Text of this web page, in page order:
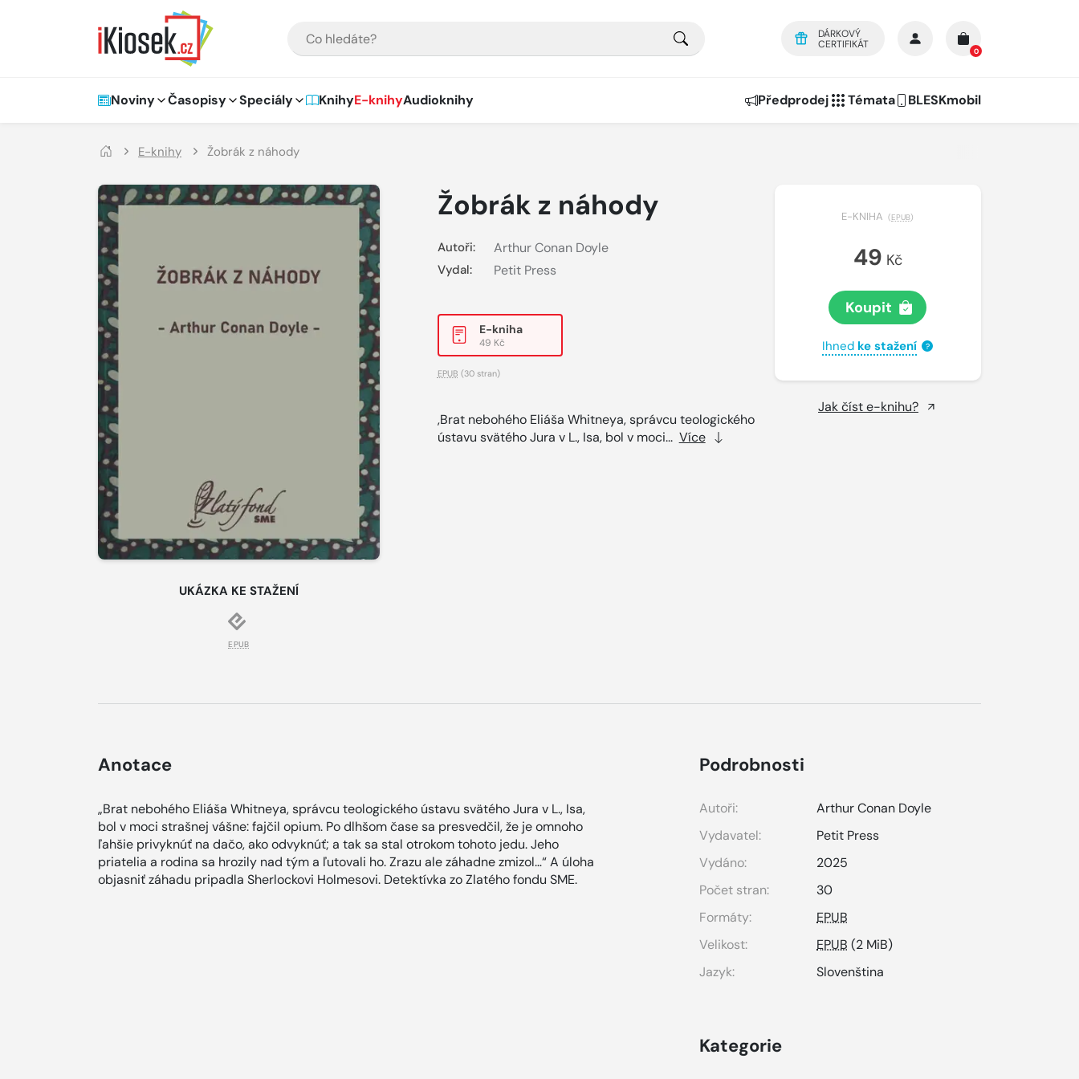
DÁRKOVÝ
CERTIFIKÁT
0
Hlavní navigace
Noviny Časopisy Speciály KnihyE-knihyAudioknihy Předprodej Témata BLESKmobil
E-knihy Žobrák z náhody
UKÁZKA KE STAŽENÍ
EPUB
Žobrák z náhody
Autoři: Arthur Conan Doyle
Vydal: Petit Press
E-kniha
49 Kč
EPUB (30 stran)
,Brat nebohého Eliáša Whitneya, správcu teologického
ústavu svätého Jura v L., Isa, bol v moci... Více
E-KNIHA (EPUB)
49 Kč
Koupit
Ihned ke stažení ?
Jak číst e-knihu?
Anotace
„Brat nebohého Eliáša Whitneya, správcu teologického ústavu svätého Jura v L., Isa,
bol v moci strašnej vášne: fajčil opium. Po dlhšom čase sa presvedčil, že je omnoho
ľahšie privyknúť na dačo, ako odvyknúť; a tak sa stal otrokom tohoto jedu. Jeho
priatelia a rodina sa hrozily nad tým a ľutovali ho. Zrazu ale záhadne zmizol…“ A úloha
objasniť záhadu pripadla Sherlockovi Holmesovi. Detektívka zo Zlatého fondu SME.
Podrobnosti
Autoři:
Arthur Conan Doyle
Vydavatel:
Petit Press
Vydáno:
2025
Počet stran:
30
Formáty:
EPUB
Velikost:
EPUB (2 MiB)
Jazyk:
Slovenština
Kategorie